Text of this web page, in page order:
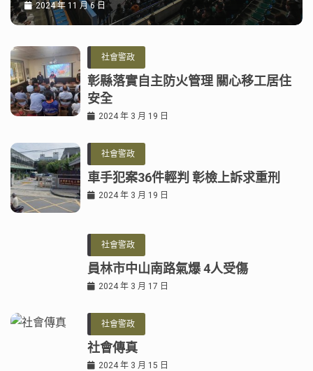
2024 年 11 月 6 日
社會警政
彰縣落實自主防火管理 關心移工居住
安全
2024 年 3 月 19 日
社會警政
車手犯案36件輕判 彰檢上訴求重刑
2024 年 3 月 19 日
社會警政
員林市中山南路氣爆 4人受傷
2024 年 3 月 17 日
社會警政
社會傳真
2024 年 3 月 15 日